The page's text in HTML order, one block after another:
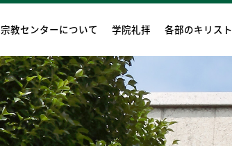
宗教センターについて 学院礼拝 各部のキリス